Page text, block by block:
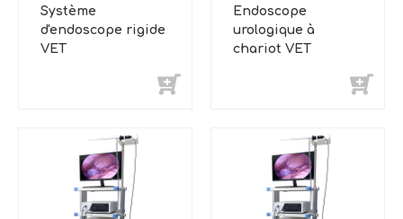
Système
d'endoscope rigide
VET
Endoscope
urologique à
chariot VET